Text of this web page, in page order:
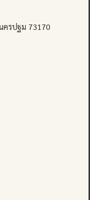
รปฐม 73170